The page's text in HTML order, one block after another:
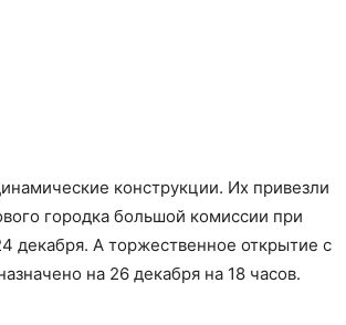
конструкции. Их привезли
городка большой комиссии при
декабря. А торжественное открытие с
на 26 декабря на 18 часов.